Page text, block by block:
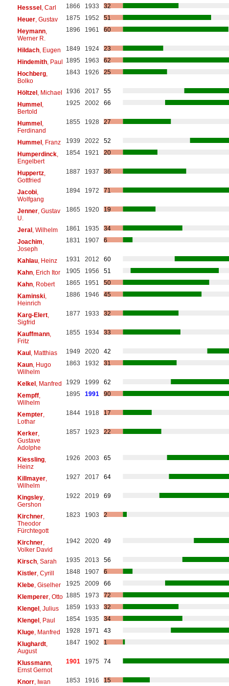
Hesssel, Carl 1866 1933
32
Heuer, Gustav 1875 1952
51
Heymann,
Werner R.
1896 1961 60
Hildach, Eugen 1849 1924
23
Hindemith, Paul 1895 1963
62
Hochberg,
Bolko
1843 1926 25
Höltzel, Michael 1936 2017
55
Hummel,
Bertold
1925 2002 66
Hummel,
Ferdinand
1855 1928 27
Hummel, Franz 1939 2022
52
Humperdinck,
Engelbert
1854 1921 20
Huppertz,
Gottfried
1887 1937 36
Jacobi,
Wolfgang
1894 1972 71
Jenner, Gustav
U.
1865 1920 19
Jeral, Wilhelm 1861 1935
34
Joachim
Joseph
1831 1907 6
Kahlau, Heinz 1931 2012
60
Kahn, Erich Itor 1905 1956
51
Kahn, Robert 1865 1951
50
Kaminski,
Heinrich
1886 1946 45
Karg-Elert,
Sigfrid
1877 1933 32
Kauffmann,
Fritz
1855 1934 33
Kaul, Matthias 1949 2020
42
Kaun, Hugo
Wilhelm
1863 1932 31
Kelkel, Manfred 1929 1999
62
Kempff,
Wilhelm
1895 1991 90
Kempter,
Lothar
1844 1918 17
Kerker,
Gustave
Adolphe
1857 1923 22
Kiessling,
Heinz
1926 2003 65
Killmayer,
Wilhelm
1927 2017 64
Kingsley,
Gershon
1922 2019 69
Kirchner,
Theodor
Fürchtegott
1823 1903 2
Kirchner,
Volker David
1942 2020 49
Kirsch, Sarah 1935 2013
56
Kistler, Cyrill 1848 1907
6
Klebe, Giselher 1925 2009
66
Klemperer, Otto 1885 1973
72
Klengel, Julius 1859 1933
32
Klengel, Paul 1854 1935
34
Kluge, Manfred 1928 1971
43
Klughardt,
August
1847 1902 1
Klussmann,
Ernst Gernot
1901 1975 74
Knorr, Iwan 1853 1916
15